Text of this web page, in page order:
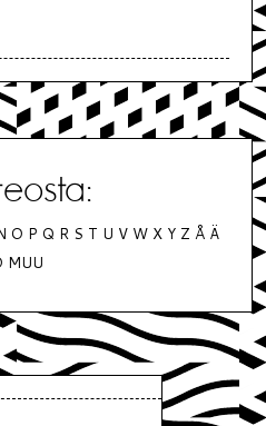
O P Q R S T U V W X Y Z Å Ä
MUU